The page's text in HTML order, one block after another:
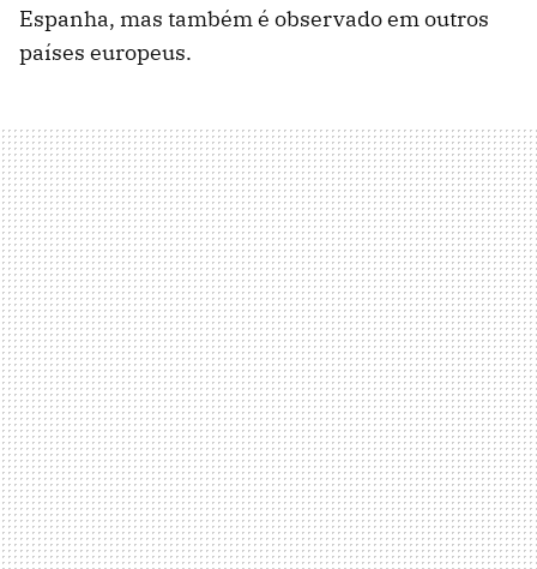
Espanha, mas também é observado em outros
países europeus.